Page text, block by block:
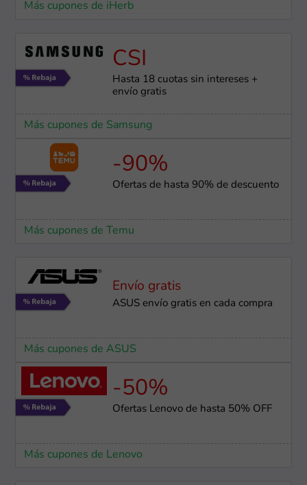
Más cupones de iHerb
CSI
Hasta 18 cuotas sin intereses +
envío gratis
Más cupones de Samsung
-90%
Ofertas de hasta 90% de descuento
Más cupones de Temu
Envío gratis
ASUS envío gratis en cada compra
Más cupones de ASUS
-50%
Ofertas Lenovo de hasta 50% OFF
Más cupones de Lenovo